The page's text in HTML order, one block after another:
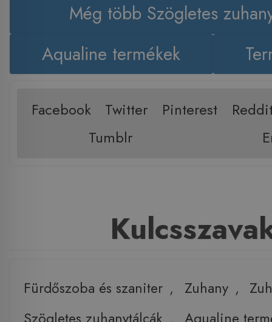
Még több Szögletes
Aqualine termékek
Facebook Twitter Pinterest
Tumblr
Fürdőszoba és szaniter , Zuhany ,